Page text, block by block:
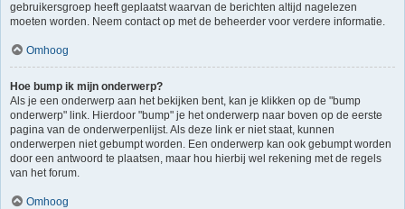
gebruikersgroep heeft geplaatst waarvan de berichten altijd nagelezen
moeten worden. Neem contact op met de beheerder voor verdere informatie.
Omhoog
Hoe bump ik mijn onderwerp?
Als je een onderwerp aan het bekijken bent, kan je klikken op de "bump
onderwerp" link. Hierdoor "bump" je het onderwerp naar boven op de eerste
pagina van de onderwerpenlijst. Als deze link er niet staat, kunnen
onderwerpen niet gebumpt worden. Een onderwerp kan ook gebumpt worden
door een antwoord te plaatsen, maar hou hierbij wel rekening met de regels
van het forum.
Omhoog